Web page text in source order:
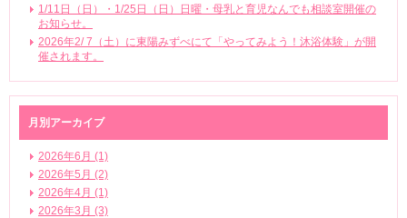
1/11日（日）・1/25日（日）日曜・母乳と育児なんでも相談室開催の
お知らせ。
2026年2/ 7（土）に東陽みずべにて「やってみよう！沐浴体験」が開
催されます。
月別アーカイブ
2026年6月 (1)
2026年5月 (2)
2026年4月 (1)
2026年3月 (3)